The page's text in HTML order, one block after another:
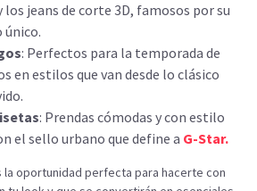
jeans de corte 3D, famosos por su
único.
: Perfectos para la temporada de
en estilos que van desde lo clásico
: Prendas cómodas y con estilo
el sello urbano que define a G-Star.
la oportunidad perfecta para hacerte con